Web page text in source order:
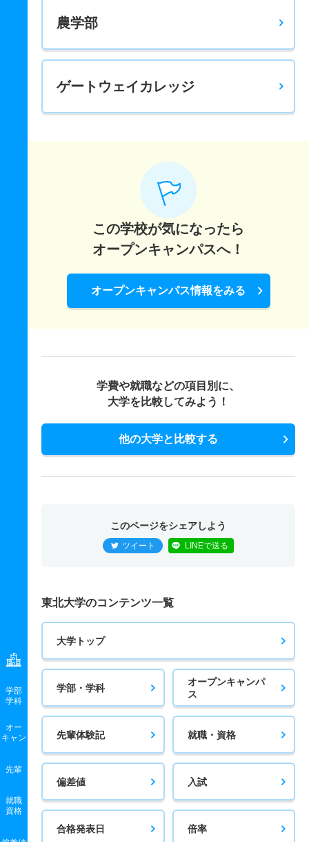
学部
学科
オー
キャン
先輩
就職
資格
農学部
ゲートウェイカレッジ
この学校が気になったら
オープンキャンパスへ！
オープンキャンパス情報をみる
学費や就職などの項目別に、
大学を比較してみよう！
他の大学と比較する
このページをシェアしよう
ツイート LINEで送る
東北大学のコンテンツ一覧
大学トップ
学部・学科
オープンキャンパ
ス
先輩体験記 就職・資格
偏差値 入試
合格発表日 倍率